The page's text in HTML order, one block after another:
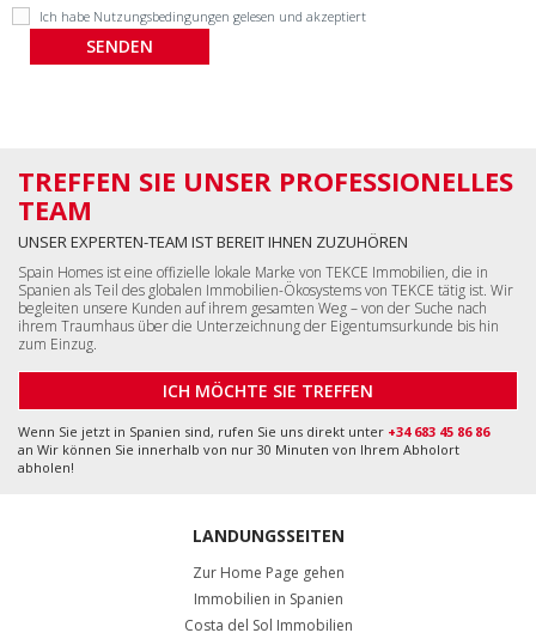
Ich habe Nutzungsbedingungen gelesen und akzeptiert
TREFFEN SIE UNSER PROFESSIONELLES
TEAM
UNSER EXPERTEN-TEAM IST BEREIT IHNEN ZUZUHÖREN
Spain Homes ist eine offizielle lokale Marke von TEKCE Immobilien, die in
Spanien als Teil des globalen Immobilien-Ökosystems von TEKCE tätig ist. Wir
begleiten unsere Kunden auf ihrem gesamten Weg – von der Suche nach
ihrem Traumhaus über die Unterzeichnung der Eigentumsurkunde bis hin
zum Einzug.
ICH MÖCHTE SIE TREFFEN
Wenn Sie jetzt in Spanien sind, rufen Sie uns direkt unter +34 683 45 86 86
an Wir können Sie innerhalb von nur 30 Minuten von Ihrem Abholort
abholen!
LANDUNGSSEITEN
Zur Home Page gehen
Immobilien in Spanien
Costa del Sol Immobilien